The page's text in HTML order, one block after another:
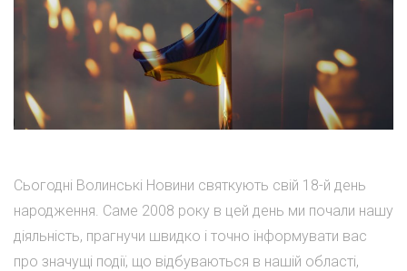
Сьогодні Волинські Новини святкують свій 18-й день
народження. Саме 2008 року в цей день ми почали нашу
діяльність, прагнучи швидко і точно інформувати вас
про значущі події, що відбуваються в нашій області,